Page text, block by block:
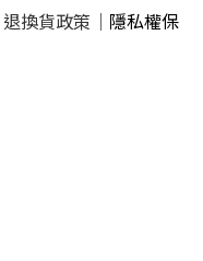
退換貨政策
隱私權保